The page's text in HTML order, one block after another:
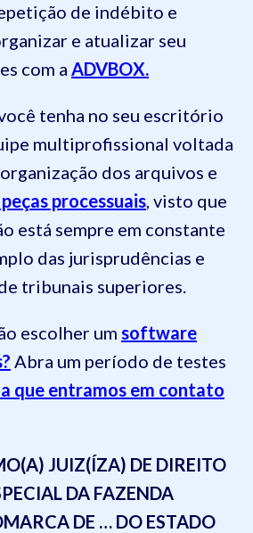
de indébito e
e atualizar seu
com a ADVBOX.
tenha no seu escritório
multiprofissional voltada
dos arquivos e
processuais, visto que
está sempre em constante
das jurisprudências e
tribunais superiores.
escolher um software
Abra um período de testes
que entramos em contato
JUIZ(ÍZA) DE DIREITO
DA FAZENDA
DE … DO ESTADO